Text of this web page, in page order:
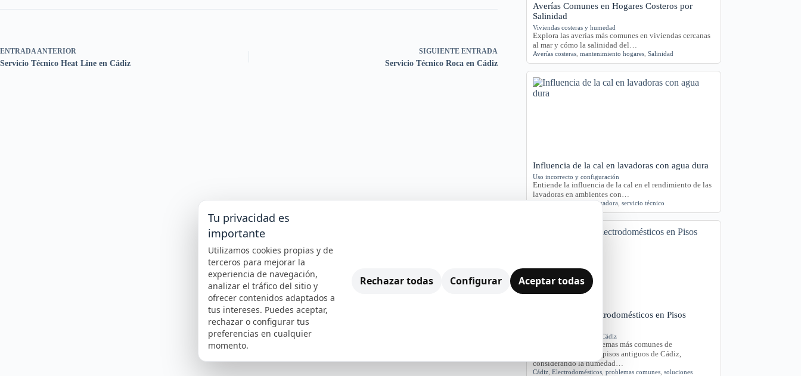
ENTRADA ANTERIOR
Servicio Técnico Heat Line en Cádiz
SIGUIENTE ENTRADA
Servicio Técnico Roca en Cádiz
Averías Comunes en Hogares Costeros por
Salinidad
Viviendas costeras y humedad
Explora las averías más comunes en viviendas cercanas
al mar y cómo la salinidad del…
Averías costeras ,mantenimiento hogares ,Salinidad
Influencia de la cal en lavadoras con agua dura
Uso incorrecto y configuración
Entiende la influencia de la cal en el rendimiento de las
lavadoras en ambientes con…
agua dura,Cádiz,cal,lavadora ,servicio técnico
Problemas de Electrodomésticos en Pisos
Averías y orientación en Cádiz
Exploramos los problemas más comunes de
electrodomésticos en pisos antiguos de Cádiz,
considerando la humedad…
Cádiz ,Electrodomésticos ,problemas comunes ,soluciones
Tu privacidad es
importante
Utilizamos cookies propias y de
terceros para mejorar la
experiencia de navegación,
analizar el tráfico del sitio y
ofrecer contenidos adaptados a
tus intereses. Puedes aceptar,
rechazar o configurar tus
preferencias en cualquier
momento.
Rechazar todas Configurar Aceptar todas